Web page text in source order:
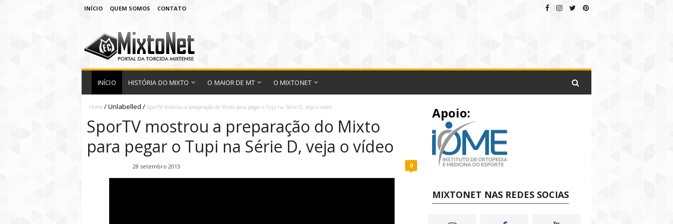
INÍCIO QUEM SOMOS CONTATO
INÍCIO HISTÓRIA DO MIXTO O MAIOR DE MT O MIXTONET
Home /Unlabelled / SporTV mostrou a preparação do Mixto para pegar o Tupi na Série D, veja o vídeo
SporTV mostrou a preparação do Mixto
para pegar o Tupi na Série D, veja o vídeo
28 setembro 2013 0
Apoio:
MIXTONET NAS REDES SOCIAS